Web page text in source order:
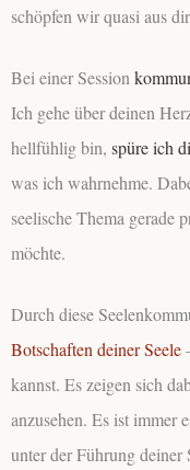
schöpfen wir quasi aus
Bei einer Session
Ich gehe über deinen
hellfühlig bin, spüre ich
was ich wahrnehme.
seelische Thema gerade
möchte.
Durch diese
Botschaften deiner Seele
kannst. Es zeigen sich
anzusehen. Es ist immer
unter der Führung deiner